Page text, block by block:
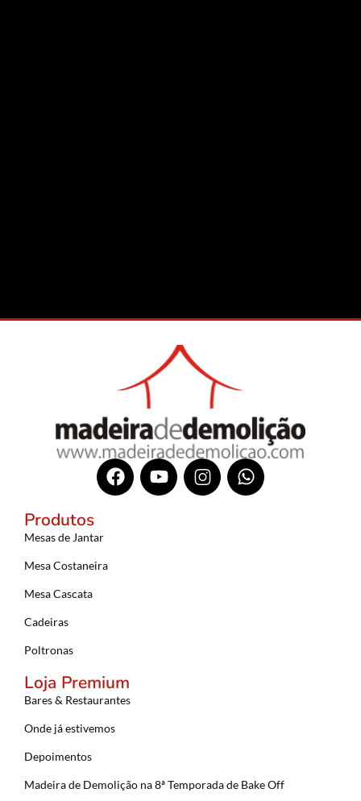
Produtos
Mesas de Jantar
Mesa Costaneira
Mesa Cascata
Cadeiras
Poltronas
Loja Premium
Bares & Restaurantes
Onde já estivemos
Depoimentos
Madeira de Demolição na 8ª Temporada de Bake Off